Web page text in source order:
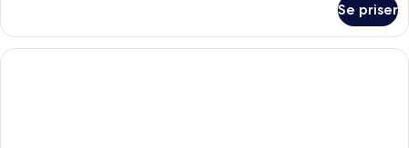
Deluxe
Double
Room(Ocean
Se priser